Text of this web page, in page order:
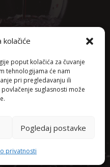
poput kolačića za čuvanje
tehnologijama će nam
pri pregledavanju ili
suglasnosti može
Pogledaj postavke
privatnosti